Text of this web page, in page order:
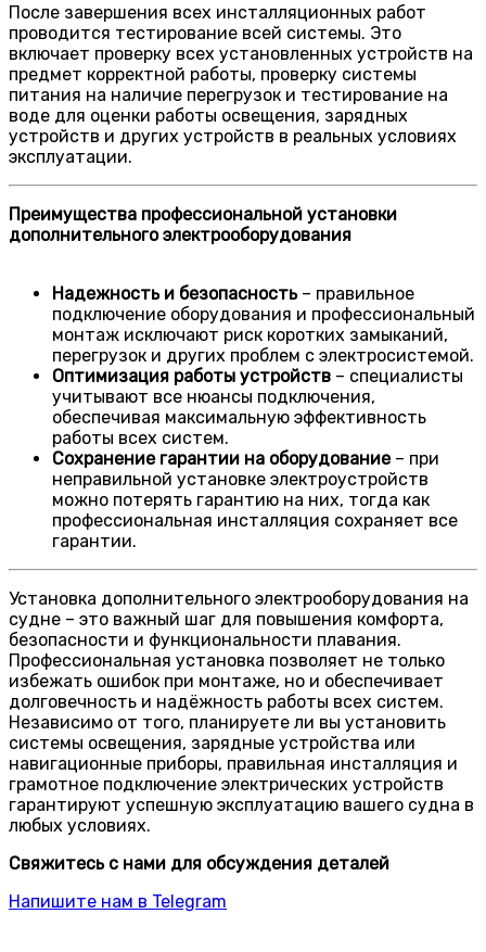
После завершения всех инсталляционных работ
проводится тестирование всей системы. Это
включает проверку всех установленных устройств на
предмет корректной работы, проверку системы
питания на наличие перегрузок и тестирование на
воде для оценки работы освещения, зарядных
устройств и других устройств в реальных условиях
эксплуатации.
Преимущества профессиональной установки
дополнительного электрооборудования
Надежность и безопасность– правильное
подключение оборудования и профессиональный
монтаж исключают риск коротких замыканий,
перегрузок и других проблем с электросистемой.
Оптимизация работы устройств – специалисты
учитывают все нюансы подключения,
обеспечивая максимальную эффективность
работы всех систем.
Сохранение гарантии на оборудование– при
неправильной установке электроустройств
можно потерять гарантию на них, тогда как
профессиональная инсталляция сохраняет все
гарантии.
Установка дополнительного электрооборудования на
судне – это важный шаг для повышения комфорта,
безопасности и функциональности плавания.
Профессиональная установка позволяет не только
избежать ошибок при монтаже, но и обеспечивает
долговечность и надёжность работы всех систем.
Независимо от того, планируете ли вы установить
системы освещения, зарядные устройства или
навигационные приборы, правильная инсталляция и
грамотное подключение электрических устройств
гарантируют успешную эксплуатацию вашего судна в
любых условиях.
Свяжитесь с нами для обсуждения деталей
Напишите нам в Telegram